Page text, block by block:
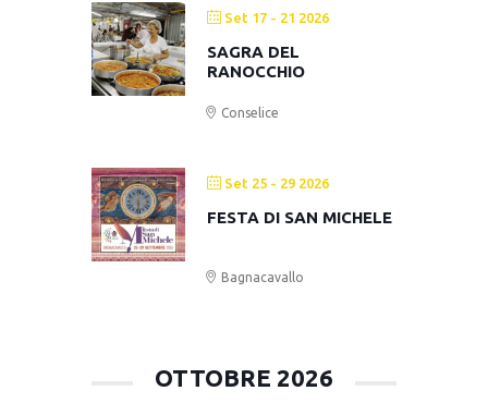
Set 17 - 21 2026
SAGRA DEL
RANOCCHIO
Conselice
Set 25 - 29 2026
FESTA DI SAN MICHELE
Bagnacavallo
OTTOBRE 2026